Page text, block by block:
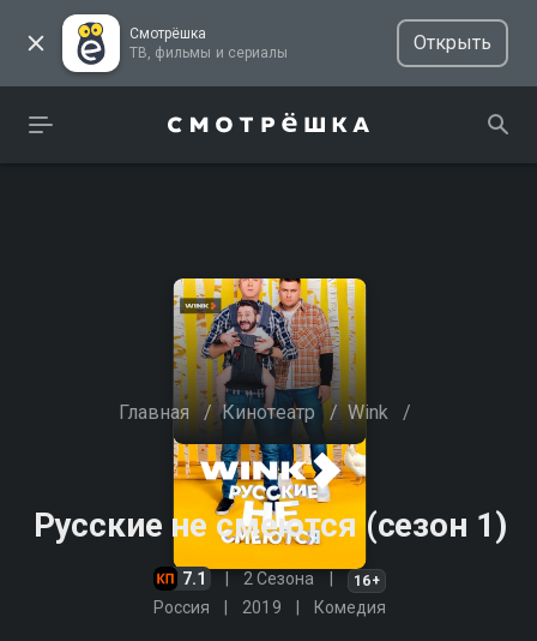
Смотрёшка
ТВ, фильмы и сериалы
Открыть
Главная / Кинотеатр / Wink /
Русские не смеются (сезон 1)
7.1 2 Сезона 16+
Россия 2019 Комедия